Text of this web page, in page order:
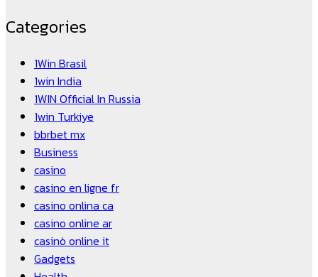
Categories
1Win Brasil
1win India
1WIN Official In Russia
1win Turkiye
bbrbet mx
Business
casino
casino en ligne fr
casino onlina ca
casino online ar
casinò online it
Gadgets